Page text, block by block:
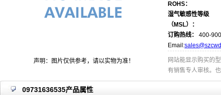
声明：图片仅供参考，请以实物为准！
ROHS：
湿气敏感性等级
（MSL）：
订购热线：
400-
Email:
网站能显示购买的
有销售专人审核。
09731636535产品属性